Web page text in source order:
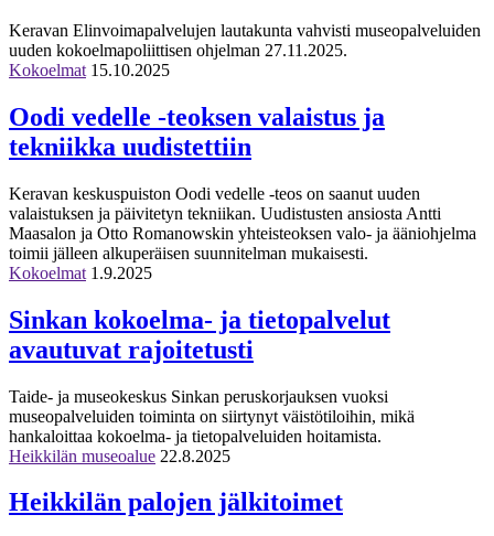
Keravan Elinvoimapalvelujen lautakunta vahvisti museopalveluiden
uuden kokoelmapoliittisen ohjelman 27.11.2025.
Kokoelmat 15.10.2025
Oodi vedelle -teoksen valaistus ja
tekniikka uudistettiin
Keravan keskuspuiston Oodi vedelle -teos on saanut uuden
valaistuksen ja päivitetyn tekniikan. Uudistusten ansiosta Antti
Maasalon ja Otto Romanowskin yhteisteoksen valo- ja ääniohjelma
toimii jälleen alkuperäisen suunnitelman mukaisesti.
Kokoelmat 1.9.2025
Sinkan kokoelma- ja tietopalvelut
avautuvat rajoitetusti
Taide- ja museokeskus Sinkan peruskorjauksen vuoksi
museopalveluiden toiminta on siirtynyt väistötiloihin, mikä
hankaloittaa kokoelma- ja tietopalveluiden hoitamista.
Heikkilän museoalue 22.8.2025
Heikkilän palojen jälkitoimet